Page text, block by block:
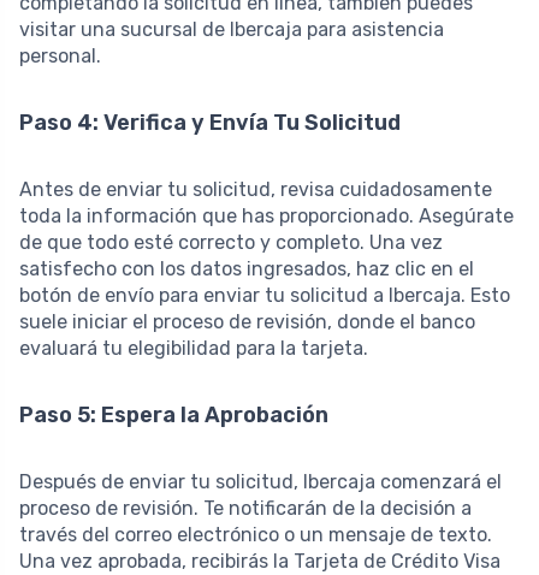
visitar una sucursal de Ibercaja para asistencia
personal.
Paso 4: Verifica y Envía Tu Solicitud
Antes de enviar tu solicitud, revisa cuidadosamente
toda la información que has proporcionado. Asegúrate
de que todo esté correcto y completo. Una vez
satisfecho con los datos ingresados, haz clic en el
botón de envío para enviar tu solicitud a Ibercaja. Esto
suele iniciar el proceso de revisión, donde el banco
evaluará tu elegibilidad para la tarjeta.
Paso 5: Espera la Aprobación
Después de enviar tu solicitud, Ibercaja comenzará el
proceso de revisión. Te notificarán de la decisión a
través del correo electrónico o un mensaje de texto.
Una vez aprobada, recibirás la Tarjeta de Crédito Visa